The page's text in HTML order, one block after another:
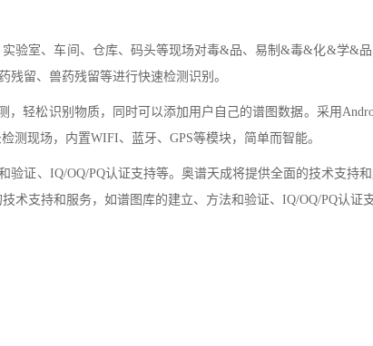
验室、车间、仓库、码头等现场对毒&品、易制&毒&化&学&
留、兽药残留等进行快速检测识别。
，轻松识别物质，同时可以添加用户自己的谱图数据。采用
测现场，内置WIFI、蓝牙、GPS等模块，简单而智能。
证、IQ/OQ/PQ认证支持等。奥谱天成将提供全面的技术支持
术支持和服务，如谱图库的建立、方法和验证、IQ/OQ/PQ认证支